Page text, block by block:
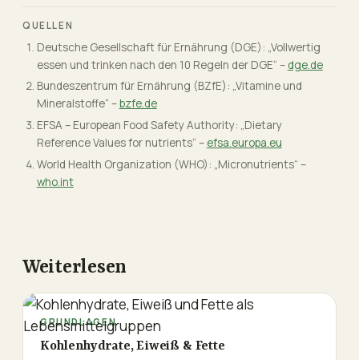
QUELLEN
Deutsche Gesellschaft für Ernährung (DGE): „Vollwertig
essen und trinken nach den 10 Regeln der DGE“ – dge.de
Bundeszentrum für Ernährung (BZfE): „Vitamine und
Mineralstoffe“ –bzfe.de
EFSA – European Food Safety Authority: „Dietary
Reference Values for nutrients“ – efsa.europa.eu
World Health Organization (WHO): „Micronutrients“ –
who.int
Weiterlesen
GRUNDLAGEN
Kohlenhydrate, Eiweiß & Fette